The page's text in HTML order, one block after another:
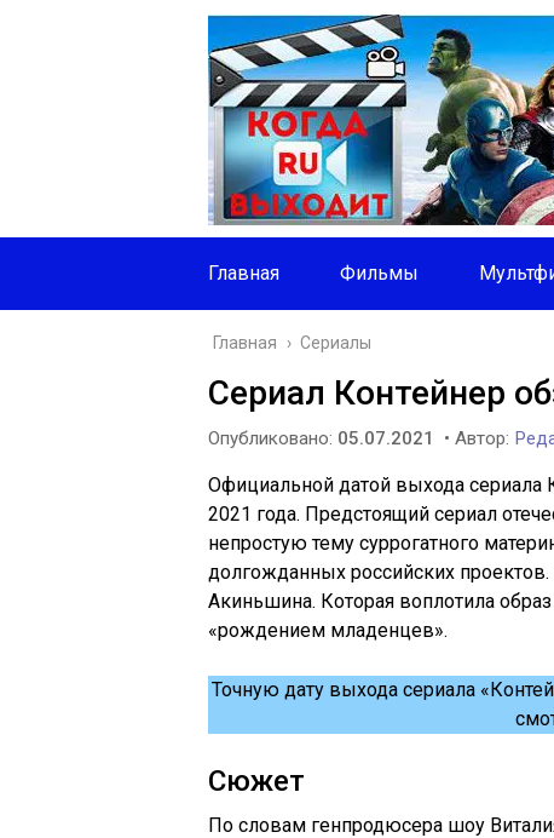
Главная Фильмы
Главная › Сериалы
Сериал Контейнер
Опубликовано: 05.07.2021 • Автор:
Официальной датой выхода сериала
2021 года. Предстоящий сериал
непростую тему суррогатного
долгожданных российских
Акиньшина. Которая воплотила
«рождением младенцев».
Точную дату выхода сериала
Сюжет
По словам генпродюсера шоу